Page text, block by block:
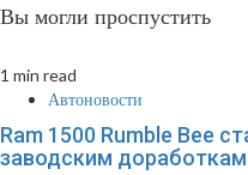
Вы могли проспустить
1 min read
Автоновости
Ram 1500 Rumble Bee
заводским доработкам